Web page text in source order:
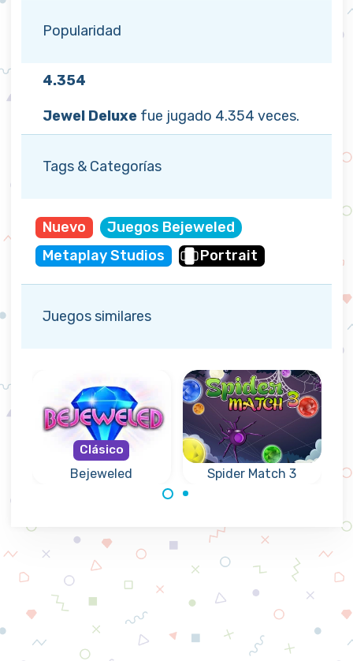
Popularidad
4.354
Jewel Deluxe fue jugado 4.354 veces.
Tags & Categorías
Nuevo
Juegos Bejeweled
Metaplay Studios
Portrait
Juegos similares
Bejeweled
Clásico
tablet o tu móvil.
Intercambia joyas
en este clásico
Spider Match 3
en la telaraña.